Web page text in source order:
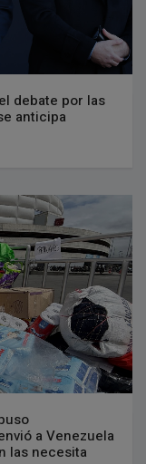
debate por las
anticipa
a Venezuela
las necesita